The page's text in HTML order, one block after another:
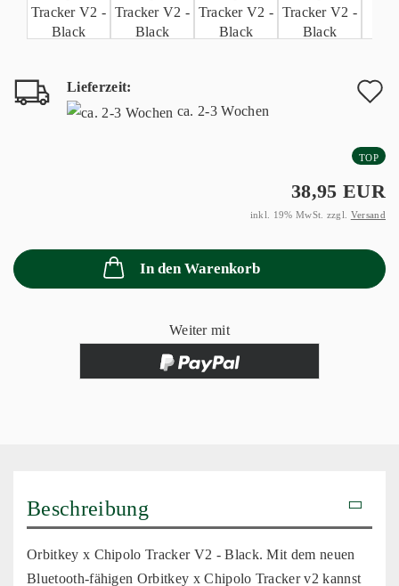
Lieferzeit:
ca. 2-3 Wochen
TOP
38,95 EUR
inkl. 19% MwSt. zzgl. Versand
In den Warenkorb
Weiter mit
Beschreibung
Orbitkey x Chipolo Tracker V2 - Black. Mit dem neuen
Bluetooth-fähigen Orbitkey x Chipolo Tracker v2 kannst